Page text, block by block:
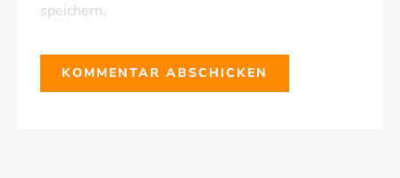
speichern.